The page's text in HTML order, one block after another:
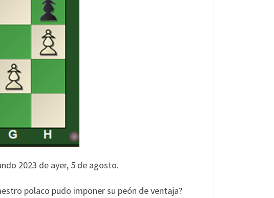
2023 de ayer, 5 de agosto.
polaco pudo imponer su peón de ventaja?